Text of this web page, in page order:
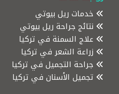
خدمات ريل بيوتي
نتائج جراحة ريل بيوتي
علاج السمنة في تركيا
زراعة الشعر في تركيا
جراحة التجميل في تركيا
تجميل الأسنان في تركيا